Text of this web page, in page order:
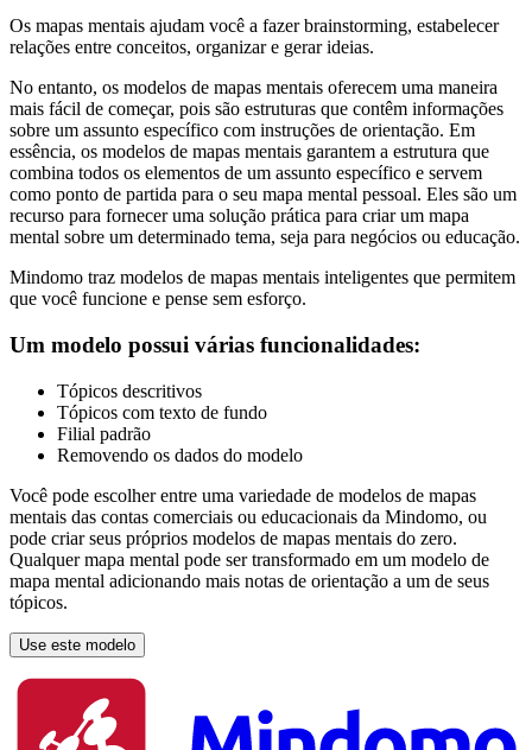
Os mapas mentais ajudam você a fazer brainstorming, estabelecer
relações entre conceitos, organizar e gerar ideias.
No entanto, os modelos de mapas mentais oferecem uma maneira
mais fácil de começar, pois são estruturas que contêm informações
sobre um assunto específico com instruções de orientação. Em
essência, os modelos de mapas mentais garantem a estrutura que
combina todos os elementos de um assunto específico e servem
como ponto de partida para o seu mapa mental pessoal. Eles são um
recurso para fornecer uma solução prática para criar um mapa
mental sobre um determinado tema, seja para negócios ou educação.
Mindomo traz modelos de mapas mentais inteligentes que permitem
que você funcione e pense sem esforço.
Um modelo possui várias funcionalidades:
Tópicos descritivos
Tópicos com texto de fundo
Filial padrão
Removendo os dados do modelo
Você pode escolher entre uma variedade de modelos de mapas
mentais das contas comerciais ou educacionais da Mindomo, ou
pode criar seus próprios modelos de mapas mentais do zero.
Qualquer mapa mental pode ser transformado em um modelo de
mapa mental adicionando mais notas de orientação a um de seus
tópicos.
Use este modelo